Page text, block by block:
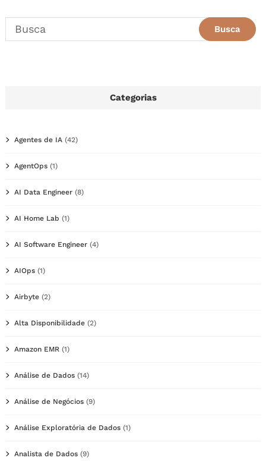
Categorias
Agentes de IA (42)
AgentOps (1)
AI Data Engineer (8)
AI Home Lab (1)
AI Software Engineer (4)
AIOps (1)
Airbyte (2)
Alta Disponibilidade (2)
Amazon EMR (1)
Análise de Dados (14)
Análise de Negócios (9)
Análise Exploratória de Dados (1)
Analista de Dados (9)